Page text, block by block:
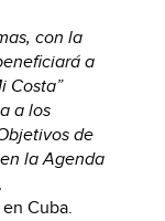
con la
a
Costa”
a los
de
la Agenda
Cuba.